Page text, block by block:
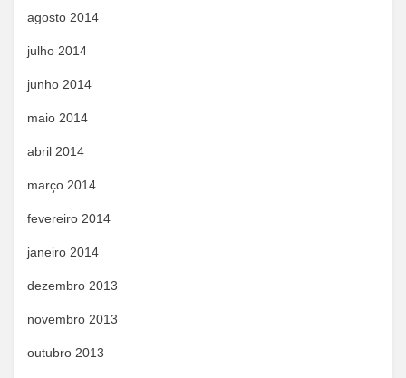
agosto 2014
julho 2014
junho 2014
maio 2014
abril 2014
março 2014
fevereiro 2014
janeiro 2014
dezembro 2013
novembro 2013
outubro 2013